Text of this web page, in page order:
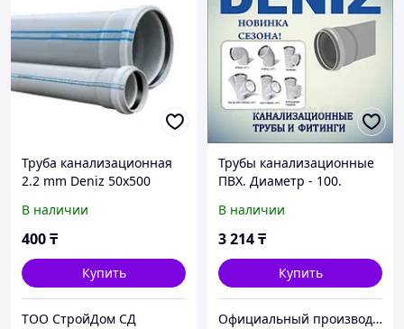
Труба канализационная
2.2 mm Deniz 50х500
В наличии
400₸
Купить
TOO CтpoйДoм CД
Трубы канализационные
ПВХ. Диаметр - 100.
метровые)
В наличии
3 214₸
Купить
Официальный производитель и дистрибьютор пластиковых труб Deniz и оконного профиля Wuko